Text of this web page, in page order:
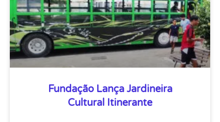
Fundação Lança Jardineira
Cultural Itinerante